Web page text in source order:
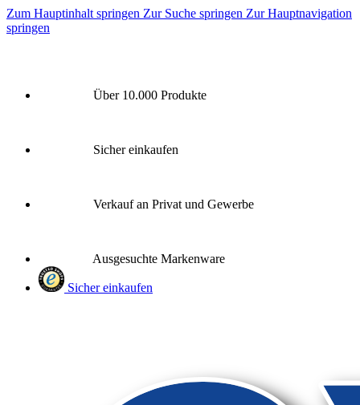
Zum Hauptinhalt springen Zur Suche springen Zur Hauptnavigation
springen
Über 10.000 Produkte
Sicher einkaufen
Verkauf an Privat und Gewerbe
Ausgesuchte Markenware
Sicher einkaufen